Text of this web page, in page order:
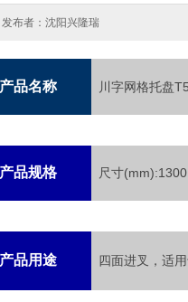
布者：沈阳兴隆瑞
产品名称 川字网格托盘
产品规格 尺寸
产品用途 四面进叉，适